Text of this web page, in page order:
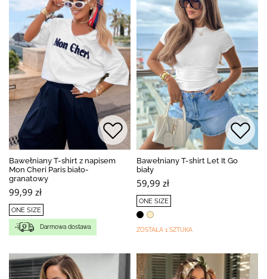
Bawełniany T-shirt z napisem
Mon Cheri Paris biało-
granatowy
99,99 zł
ONE SIZE
Darmowa dostawa
Bawełniany T-shirt Let It Go
biały
59,99 zł
ONE SIZE
ZOSTAŁA 1 SZTUKA